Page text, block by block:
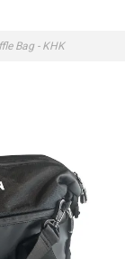
Bag - KHK